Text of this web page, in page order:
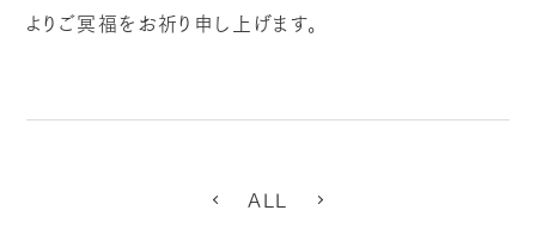
よりご冥福をお祈り申し上げます。
ALL